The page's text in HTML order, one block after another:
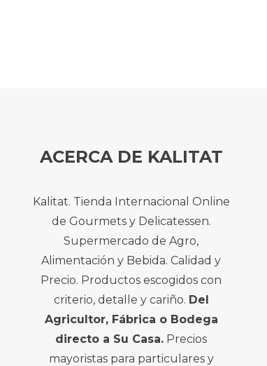
ACERCA DE KALITAT
Kalitat. Tienda Internacional Online
de Gourmets y Delicatessen.
Supermercado de Agro,
Alimentación y Bebida. Calidad y
Precio. Productos escogidos con
criterio, detalle y cariño. Del
Agricultor, Fábrica o Bodega
directo a Su Casa. Precios
mayoristas para particulares y